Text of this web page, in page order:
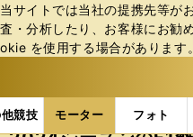
当サイトでは当社の提携先等が
査・分析したり、お客様にお勧
okie を使⽤する場合があります
競技 モーター フォト
b
ス
モーターの記事一覧